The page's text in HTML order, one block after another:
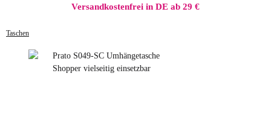
Versandkostenfrei in DE ab 29 €
Taschen